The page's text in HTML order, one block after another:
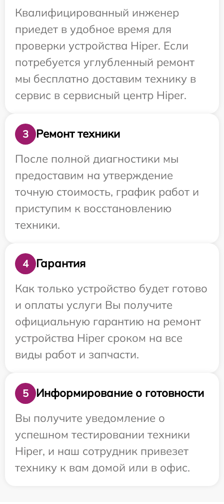
Квалифицированный инженер
приедет в удобное время для
проверки устройства Hiper. Если
потребуется углубленный ремонт
мы бесплатно доставим технику в
сервис в сервисный центр Hiper.
3
Ремонт техники
После полной диагностики мы
предоставим на утверждение
точную стоимость, график работ и
приступим к восстановлению
техники.
4
Гарантия
Как только устройство будет готово
и оплаты услуги Вы получите
официальную гарантию на ремонт
устройства Hiper сроком на все
виды работ и запчасти.
5
Информирование о готовности
Вы получите уведомление о
успешном тестировании техники
Hiper, и наш сотрудник привезет
технику к вам домой или в офис.